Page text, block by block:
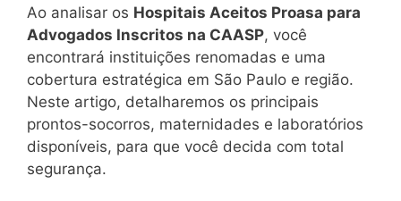
Ao analisar os Hospitais Aceitos Proasa para
Advogados Inscritos na CAASP, você
encontrará instituições renomadas e uma
cobertura estratégica em São Paulo e região.
Neste artigo, detalharemos os principais
prontos-socorros, maternidades e laboratórios
disponíveis, para que você decida com total
segurança.